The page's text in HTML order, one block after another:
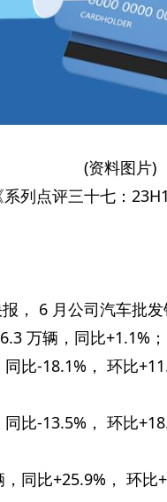
(资料图片)
系列点评三十七：
， 6 月公司汽车批
万辆，同比+1.1%；
比-18.1%， 环比
比-13.5%， 环比
同比+25.9%， 环